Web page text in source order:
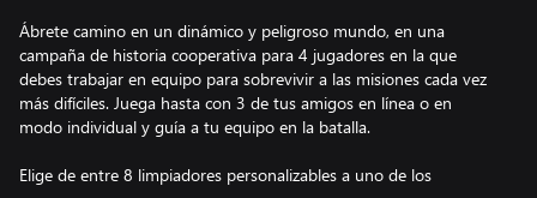
Ábrete camino en un dinámico y peligroso mundo, en una
campaña de historia cooperativa para 4 jugadores en la que
debes trabajar en equipo para sobrevivir a las misiones cada vez
más difíciles. Juega hasta con 3 de tus amigos en línea o en
modo individual y guía a tu equipo en la batalla.
Elige de entre 8 limpiadores personalizables a uno de los